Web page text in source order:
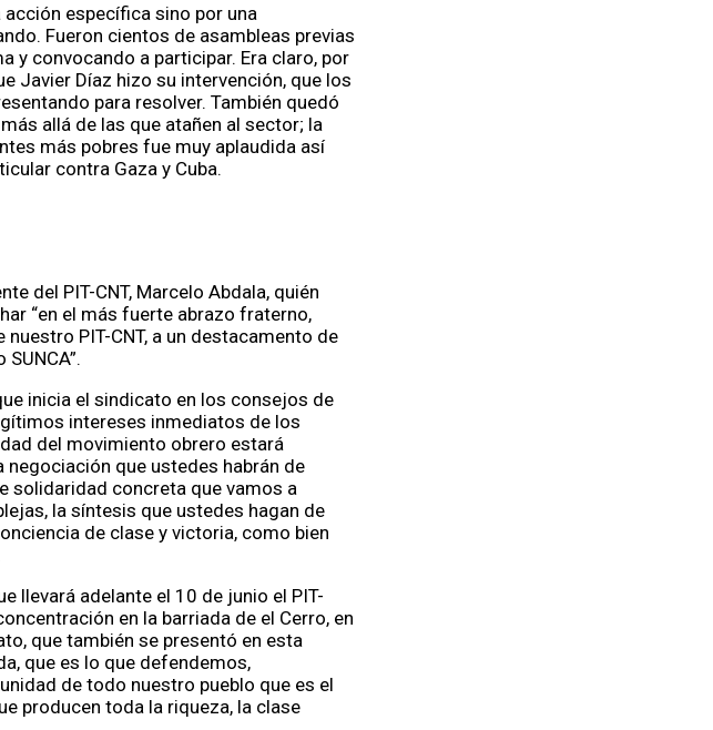
específica sino por una
Fueron cientos de asambleas previas
y convocando a participar. Era claro, por
Javier Díaz hizo su intervención, que los
para resolver. También quedó
allá de las que atañen al sector; la
más pobres fue muy aplaudida así
contra Gaza y Cuba.
del PIT-CNT, Marcelo Abdala, quién
“en el más fuerte abrazo fraterno,
PIT-CNT, a un destacamento de
inicia el sindicato en los consejos de
intereses inmediatos de los
del movimiento obrero estará
que ustedes habrán de
solidaridad concreta que vamos a
la síntesis que ustedes hagan de
de clase y victoria, como bien
llevará adelante el 10 de junio el PIT-
en la barriada de el Cerro, en
que también se presentó en esta
que es lo que defendemos,
de todo nuestro pueblo que es el
producen toda la riqueza, la clase